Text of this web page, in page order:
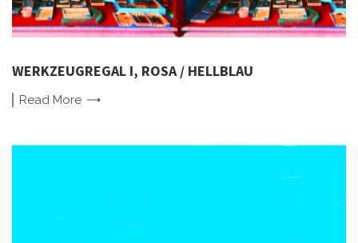
WERKZEUGREGAL I, ROSA / HELLBLAU
Read More